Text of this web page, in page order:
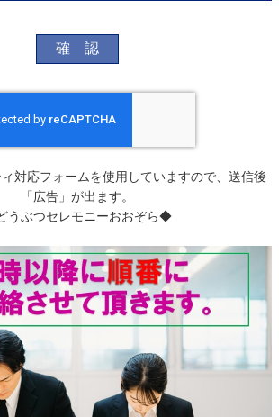
対応フォームを使用していますので、送信後
「広告」が出ます。
うぶつセレモニーおおぞら◆